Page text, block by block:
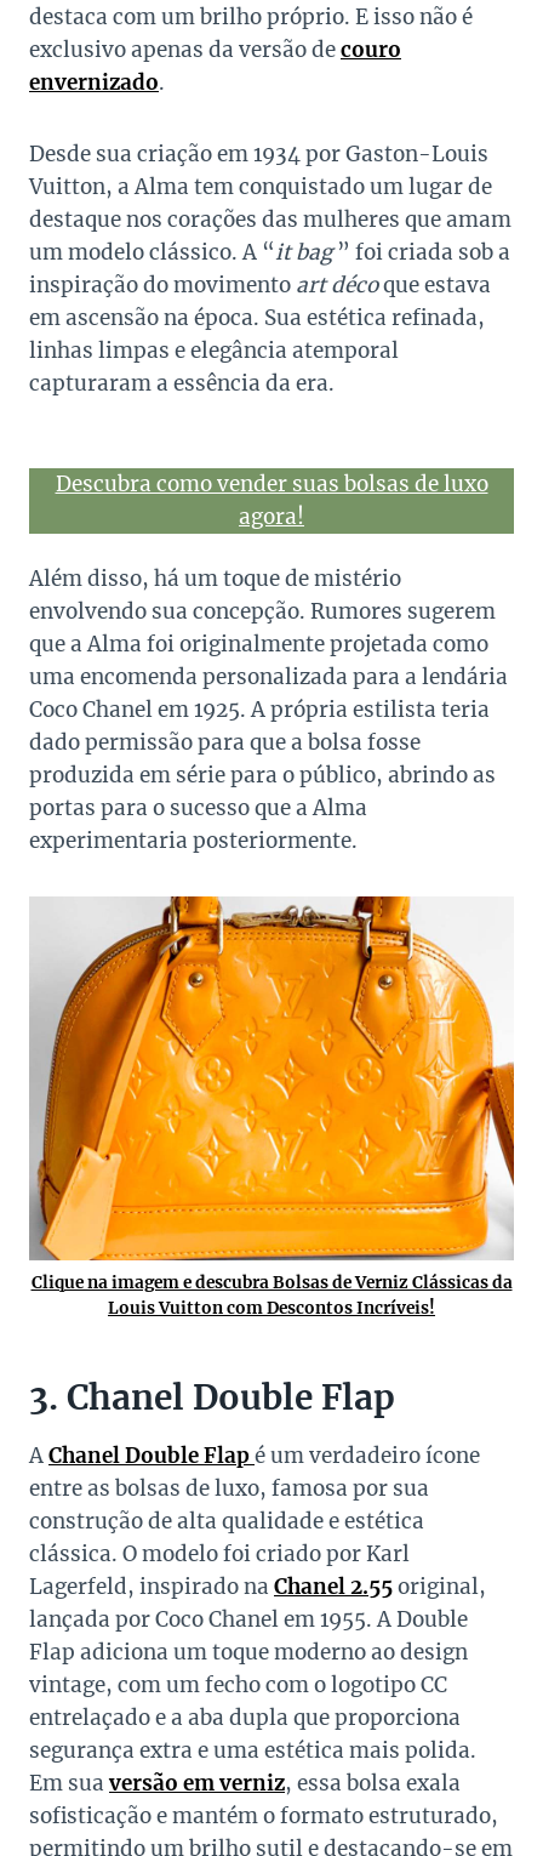
destaca com um brilho próprio. E isso não é
exclusivo apenas da versão decouro
envernizado.
Desde sua criação em 1934 por Gaston-Louis
Vuitton, a Alma tem conquistado um lugar de
destaque nos corações das mulheres que amam
um modelo clássico. A “it bag” foi criada sob a
inspiração do movimento art décoque estava
em ascensão na época. Sua estética refinada,
linhas limpas e elegância atemporal
capturaram a essência da era.
Descubra como vender suas bolsas de luxo
agora!
Além disso, há um toque de mistério
envolvendo sua concepção. Rumores sugerem
que a Alma foi originalmente projetada como
uma encomenda personalizada para a lendária
Coco Chanel em 1925. A própria estilista teria
dado permissão para que a bolsa fosse
produzida em série para o público, abrindo as
portas para o sucesso que a Alma
experimentaria posteriormente.
Clique na imagem e descubra Bolsas de Verniz Clássicas da
Louis Vuitton com Descontos Incríveis!
3. Chanel Double Flap
AChanel Double Flapé um verdadeiro ícone
entre as bolsas de luxo, famosa por sua
construção de alta qualidade e estética
clássica. O modelo foi criado por Karl
Lagerfeld, inspirado na Chanel 2.55original,
lançada por Coco Chanel em 1955. A Double
Flap adiciona um toque moderno ao design
vintage, com um fecho com o logotipo CC
entrelaçado e a aba dupla que proporciona
segurança extra e uma estética mais polida.
Em suaversão em verniz, essa bolsa exala
sofisticação e mantém o formato estruturado,
permitindo um brilho sutil e destacando-se em